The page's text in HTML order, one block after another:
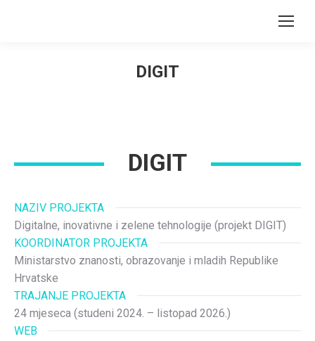
DIGIT
DIGIT
NAZIV PROJEKTA
Digitalne, inovativne i zelene tehnologije (projekt DIGIT)
KOORDINATOR PROJEKTA
Ministarstvo znanosti, obrazovanje i mladih Republike
Hrvatske
TRAJANJE PROJEKTA
24 mjeseca (studeni 2024. – listopad 2026.)
WEB